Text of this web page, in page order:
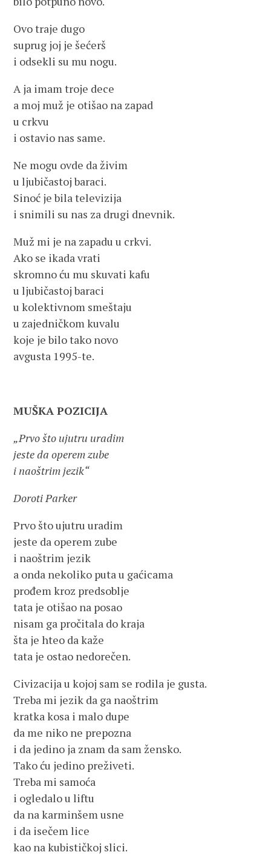
Ovo traje dugo
suprug joj je šećerš
i odsekli su mu nogu.
A ja imam troje dece
a moj muž je otišao na zapad
u crkvu
i ostavio nas same.
Ne mogu ovde da živim
u ljubičastoj baraci.
Sinoć je bila televizija
i snimili su nas za drugi dnevnik.
Muž mi je na zapadu u crkvi.
Ako se ikada vrati
skromno ću mu skuvati kafu
u ljubičastoj baraci
u kolektivnom smeštaju
u zajedničkom kuvalu
koje je bilo tako novo
avgusta 1995-te.
MUŠKA POZICIJA
„Prvo što ujutru uradim
jeste da operem zube
i naoštrim jezik“
Doroti Parker
Prvo što ujutru uradim
jeste da operem zube
i naoštrim jezik
a onda nekoliko puta u gaćicama
prođem kroz predsoblje
tata je otišao na posao
nisam ga pročitala do kraja
šta je hteo da kaže
tata je ostao nedorečen.
Civizacija u kojoj sam se rodila je gusta.
Treba mi jezik da ga naoštrim
kratka kosa i malo dupe
da me niko ne prepozna
i da jedino ja znam da sam žensko.
Tako ću jedino preživeti.
Treba mi samoća
i ogledalo u liftu
da na karminšem usne
i da isečem lice
kao na kubističkoj slici.